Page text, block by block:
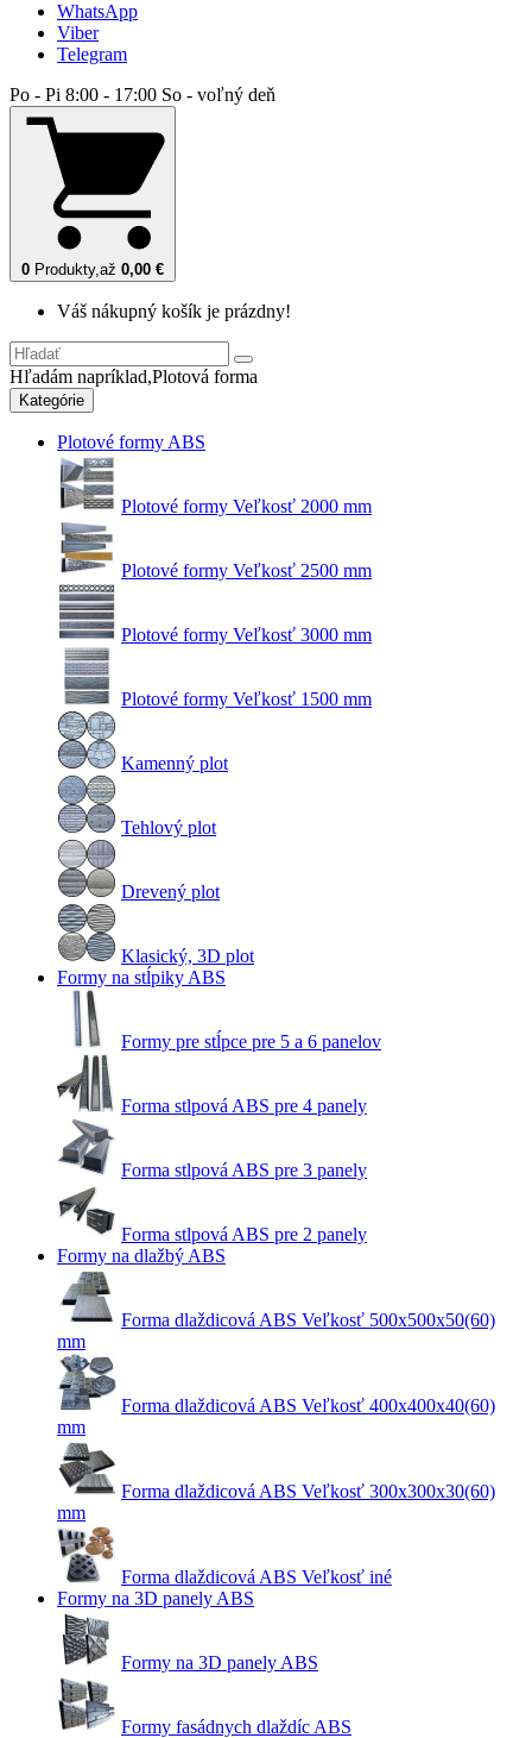
WhatsApp
Viber
Telegram
Po - Pi 8:00 - 17:00 So - voľný deň
0 Produkty,až 0,00 €
Váš nákupný košík je prázdny!
Hľadám napríklad,Plotová forma
Kategórie
Plotové formy ABS
Plotové formy Veľkosť 2000 mm
Plotové formy Veľkosť 2500 mm
Plotové formy Veľkosť 3000 mm
Plotové formy Veľkosť 1500 mm
Kamenný plot
Tehlový plot
Drevený plot
Klasický, 3D plot
Formy na stĺpiky ABS
Formy pre stĺpce pre 5 a 6 panelov
Forma stlpová ABS pre 4 panely
Forma stlpová ABS pre 3 panely
Forma stlpová ABS pre 2 panely
Formy na dlažbý ABS
Forma dlaždicová ABS Veľkosť 500x500x50(60)
mm
Forma dlaždicová ABS Veľkosť 400x400x40(60)
mm
Forma dlaždicová ABS Veľkosť 300x300x30(60)
mm
Forma dlaždicová ABS Veľkosť iné
Formy na 3D panely ABS
Formy na 3D panely ABS
Formy fasádnych dlaždíc ABS